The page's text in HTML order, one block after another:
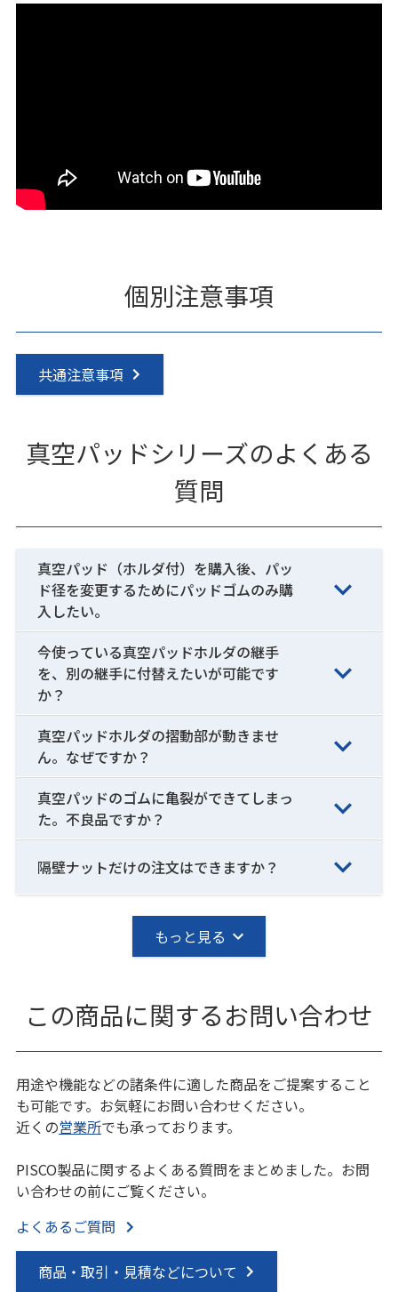
個別注意事項
共通注意事項
真空パッドシリーズのよくある
質問
真空パッド（ホルダ付）を購入後、パッ
ド径を変更するためにパッドゴムのみ購
入したい。
今使っている真空パッドホルダの継手
を、別の継手に付替えたいが可能です
か？
真空パッドホルダの摺動部が動きませ
ん。なぜですか？
真空パッドのゴムに亀裂ができてしまっ
た。不良品ですか？
隔壁ナットだけの注文はできますか？
もっと見る
この商品に関するお問い合わせ
用途や機能などの諸条件に適した商品をご提案すること
も可能です。お気軽にお問い合わせください。
近くの営業所でも承っております。
PISCO製品に関するよくある質問をまとめました。お問
い合わせの前にご覧ください。
よくあるご質問
商品・取引・見積などについて